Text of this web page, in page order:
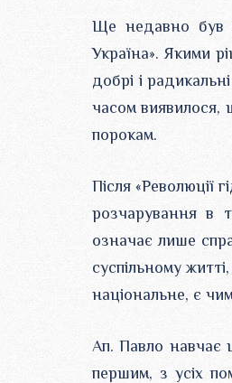
Ще недавно був
Україна». Якими
добрі і
часом виявилося,
порокам.
Після «Революції
розчарування в
означає лише
суспільному
національне, є
Ап. Павло навчає
першим, з усіх